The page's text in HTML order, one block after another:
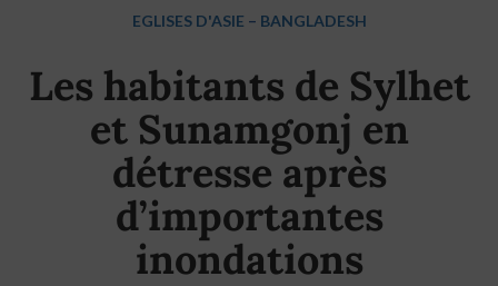
EGLISES D'ASIE – BANGLADESH
Les habitants de Sylhet
et Sunamgonj en
détresse après
d’importantes
inondations